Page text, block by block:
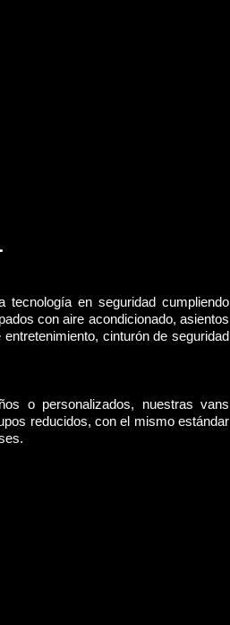
en seguridad cumpliendo
con aire acondicionado, asientos
cinturón de seguridad
o personalizados, nuestras vans
reducidos, con el mismo estándar